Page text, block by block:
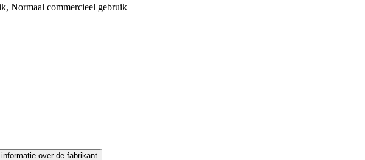
, Normaal commercieel gebruik
informatie over de fabrikant